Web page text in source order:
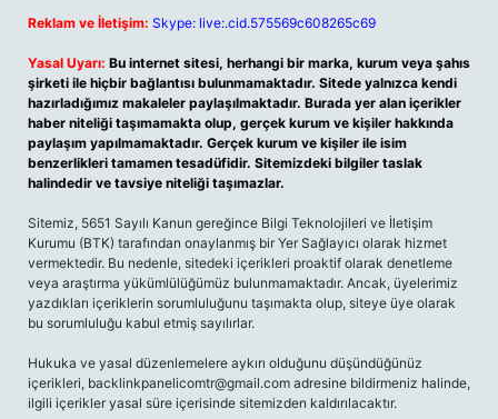
Reklam ve İletişim: Skype: live:.cid.575569c608265c69
Yasal Uyarı: Bu internet sitesi, herhangi bir marka, kurum veya şahıs
şirketi ile hiçbir bağlantısı bulunmamaktadır. Sitede yalnızca kendi
hazırladığımız makaleler paylaşılmaktadır. Burada yer alan içerikler
haber niteliği taşımamakta olup, gerçek kurum ve kişiler hakkında
paylaşım yapılmamaktadır. Gerçek kurum ve kişiler ile isim
benzerlikleri tamamen tesadüfidir. Sitemizdeki bilgiler taslak
halindedir ve tavsiye niteliği taşımazlar.
Sitemiz, 5651 Sayılı Kanun gereğince Bilgi Teknolojileri ve İletişim
Kurumu (BTK) tarafından onaylanmış bir Yer Sağlayıcı olarak hizmet
vermektedir. Bu nedenle, sitedeki içerikleri proaktif olarak denetleme
veya araştırma yükümlülüğümüz bulunmamaktadır. Ancak, üyelerimiz
yazdıkları içeriklerin sorumluluğunu taşımakta olup, siteye üye olarak
bu sorumluluğu kabul etmiş sayılırlar.
Hukuka ve yasal düzenlemelere aykırı olduğunu düşündüğünüz
içerikleri, backlinkpanelicomtr@gmail.com adresine bildirmeniz halinde,
ilgili içerikler yasal süre içerisinde sitemizden kaldırılacaktır.